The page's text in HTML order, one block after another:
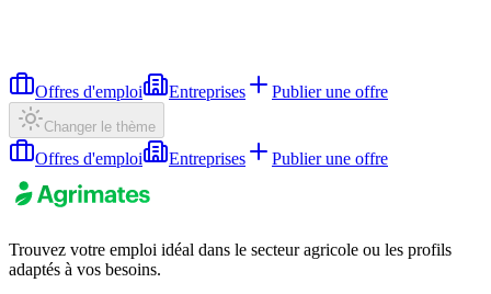
Offres d'emploi Entreprises Publier une offre
Changer le thème
Offres d'emploi Entreprises Publier une offre
Trouvez votre emploi idéal dans le secteur agricole ou les profils
adaptés à vos besoins.